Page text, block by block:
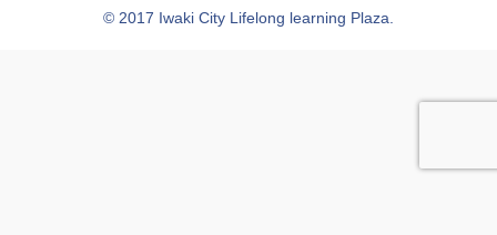
© 2017 Iwaki City Lifelong learning Plaza.